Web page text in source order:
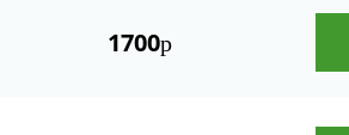
1700р